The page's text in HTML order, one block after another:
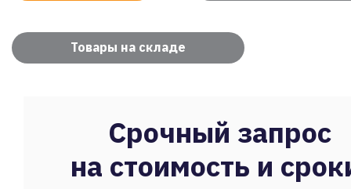
Товары на складе
Срочный запрос
на стоимость и